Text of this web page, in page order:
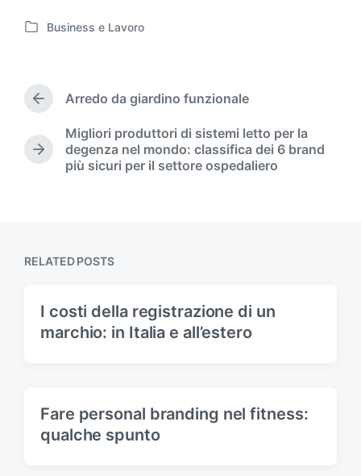
P
e
n
Business e Lavoro
P
e
v
s
Arredo da giardino funzionale
N
s
t
Migliori produttori di sistemi letto per la
degenza nel mondo: classifica dei 6 brand
più sicuri per il settore ospedaliero
RELATED POSTS
I costi della registrazione di un
marchio: in Italia e all’estero
Fare personal branding nel fitness:
qualche spunto